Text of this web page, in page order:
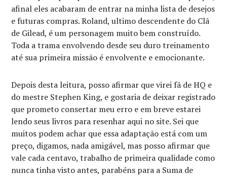
afinal eles acabaram de entrar na minha lista de desejos
e futuras compras. Roland, ultimo descendente do Clã
de Gilead, é um personagem muito bem construído.
Toda a trama envolvendo desde seu duro treinamento
até sua primeira missão é envolvente e emocionante.
Depois desta leitura, posso afirmar que virei fã de HQ e
do mestre Stephen King, e gostaria de deixar registrado
que prometo consertar meu erro e em breve estarei
lendo seus livros para resenhar aqui no site. Sei que
muitos podem achar que essa adaptação está com um
preço, digamos, nada amigável, mas posso afirmar que
vale cada centavo, trabalho de primeira qualidade como
nunca tinha visto antes, parabéns para a Suma de